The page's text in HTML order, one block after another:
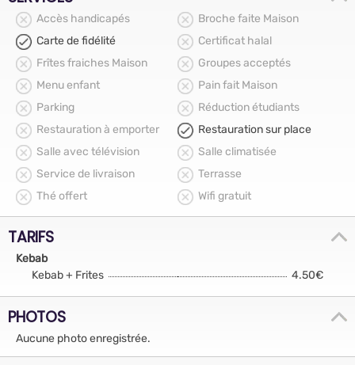
Accès handicapés
Broche faite Maison
Carte de fidélité
Certificat halal
Frîtes fraiches Maison
Groupes acceptés
Menu enfant
Pain fait Maison
Parking
Réduction étudiants
Restauration à emporter
Restauration sur place
Salle avec télévision
Salle climatisée
Service de livraison
Terrasse
Thé offert
Wifi gratuit
TARIFS
Kebab
Kebab + Frites
4.50€
PHOTOS
Aucune photo enregistrée.